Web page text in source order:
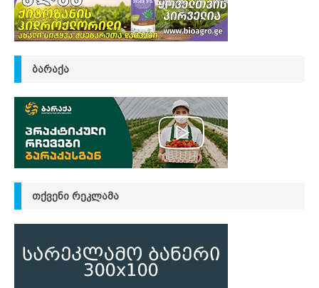
ᲑᲐᲠᲐᲥᲐ
ᲗᲥᲕᲔᲜᲘ ᲠᲔᲙᲚᲐᲛᲐ